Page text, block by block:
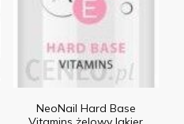
NeoNail Hard Base